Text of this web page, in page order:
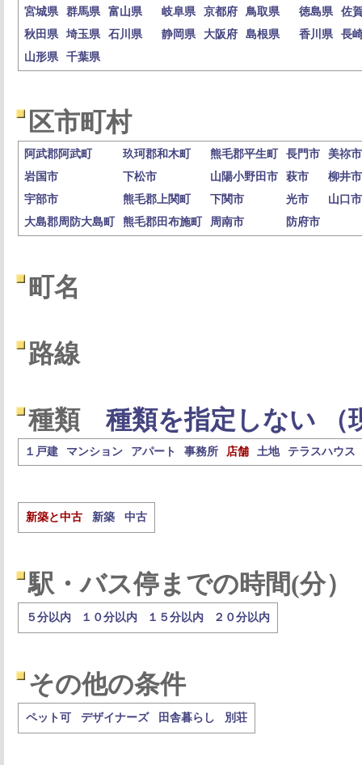
宮城県
群馬県 富山県 岐阜県 京都府 鳥取県 徳島県
佐
秋田県
埼玉県 石川県 静岡県 大阪府 島根県 香川県
長
山形県
千葉県
区市町村
阿武郡阿武町 玖珂郡和木町 熊毛郡平生町 長門市
美祢市
岩国市
下松市 山陽小野田市 萩市
柳井市
宇部市
熊毛郡上関町 下関市 光市
山口市
大島郡周防大島町
熊毛郡田布施町 周南市 防府市
町名
路線
種類 種類を指定しない （
１戸建 マンション アパート 事務所 店舗 土地 テラスハウス
新築と中古 新築 中古
駅・バス停までの時間(分）
５分以内 １０分以内 １５分以内 ２０分以内
その他の条件
ペット可 デザイナーズ 田舎暮らし 別荘